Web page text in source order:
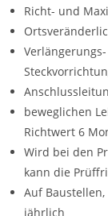
Richt- und
beweglichen
Richtwert 6
Wird bei den
kann die
Auf
jährlich